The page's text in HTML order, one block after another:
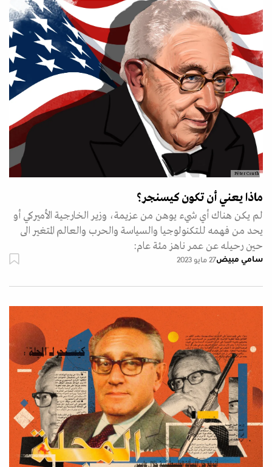
Péter Csuth
ماذا يعني أن تكون كيسنجر؟
لم يكن هناك أي شيء يوهن من عزيمة، وزير الخارجية الأميركي أو
يحد من فهمه للتكنولوجيا والسياسة والحرب والعالم المتغير الى
حين رحيله عن عمر ناهز مئة عام:
سامي مبيض27 مايو 2023